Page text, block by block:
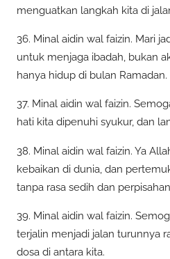
menguatkan langkah kita di
36. Minal aidin wal faizin. Mari
untuk menjaga ibadah, bukan
hanya hidup di bulan Ramadan.
37. Minal aidin wal faizin.
hati kita dipenuhi syukur, dan
38. Minal aidin wal faizin. Ya
kebaikan di dunia, dan
tanpa rasa sedih dan
39. Minal aidin wal faizin.
terjalin menjadi jalan turunnya
dosa di antara kita.